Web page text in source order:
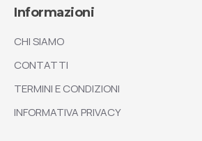
Informazioni
CHI SIAMO
CONTATTI
TERMINI E CONDIZIONI
INFORMATIVA PRIVACY